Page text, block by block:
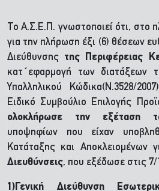
Το Α.Σ.Ε.Π. γνωστοποιεί ότι, στο
για την πλήρωση έξι (6) θέσεων
Διεύθυνσης της Περιφέρειας
κατ΄εφαρμογή των διατάξεων
Υπαλληλικού Κώδικα(Ν.3528/
Ειδικό Συμβούλιο Επιλογής
ολοκλήρωσε την εξέταση
υποψηφίων που είχαν
Κατάταξης και Αποκλειομένων
Διευθύνσεις, που εξέδωσε στις 7/
1)Γενική Διεύθυνση